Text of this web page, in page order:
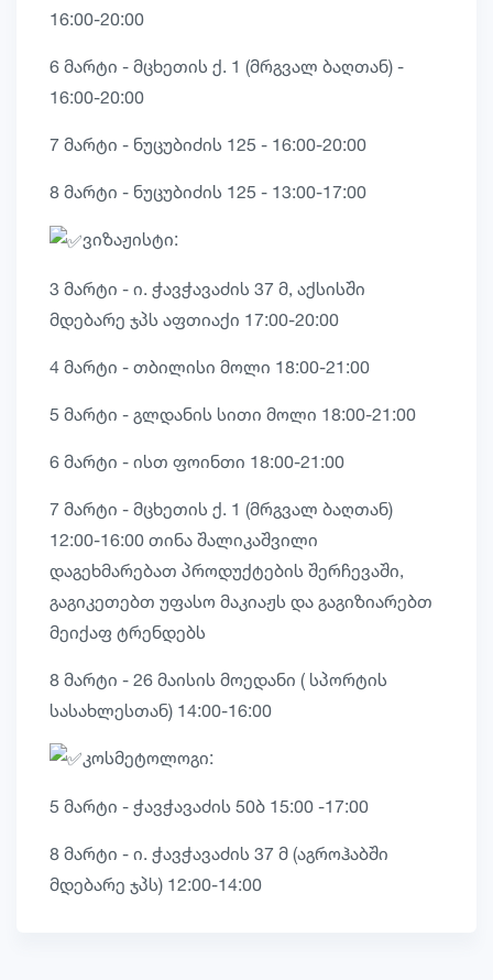
16:00-20:00
6 მარტი - მცხეთის ქ. 1 (მრგვალ ბაღთან) -
16:00-20:00
7 მარტი - ნუცუბიძის 125 - 16:00-20:00
8 მარტი - ნუცუბიძის 125 - 13:00-17:00
ვიზაჟისტი:
3 მარტი - ი. ჭავჭავაძის 37 მ, აქსისში
მდებარე ჯპს აფთიაქი 17:00-20:00
4 მარტი - თბილისი მოლი 18:00-21:00
5 მარტი - გლდანის სითი მოლი 18:00-21:00
6 მარტი - ისთ ფოინთი 18:00-21:00
7 მარტი - მცხეთის ქ. 1 (მრგვალ ბაღთან)
12:00-16:00 თინა შალიკაშვილი
დაგეხმარებათ პროდუქტების შერჩევაში,
გაგიკეთებთ უფასო მაკიაჟს და გაგიზიარებთ
მეიქაფ ტრენდებს
8 მარტი - 26 მაისის მოედანი ( სპორტის
სასახლესთან) 14:00-16:00
კოსმეტოლოგი:
5 მარტი - ჭავჭავაძის 50ბ 15:00 -17:00
8 მარტი - ი. ჭავჭავაძის 37 მ (აგროჰაბში
მდებარე ჯპს) 12:00-14:00